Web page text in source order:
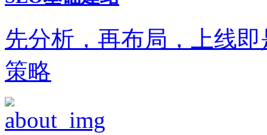
先分析，再布局，上线
策略